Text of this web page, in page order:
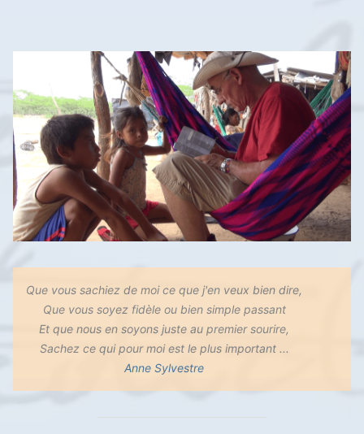
Que vous sachiez de moi ce que j'en veux bien dire,
Que vous soyez fidèle ou bien simple passant
Et que nous en soyons juste au premier sourire,
Sachez ce qui pour moi est le plus important ...
Anne Sylvestre